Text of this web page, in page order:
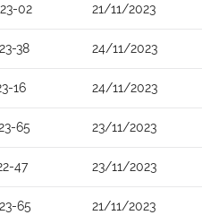
02 21/11/2023
38 24/11/2023
16 24/11/2023
65 23/11/2023
47 23/11/2023
65 21/11/2023